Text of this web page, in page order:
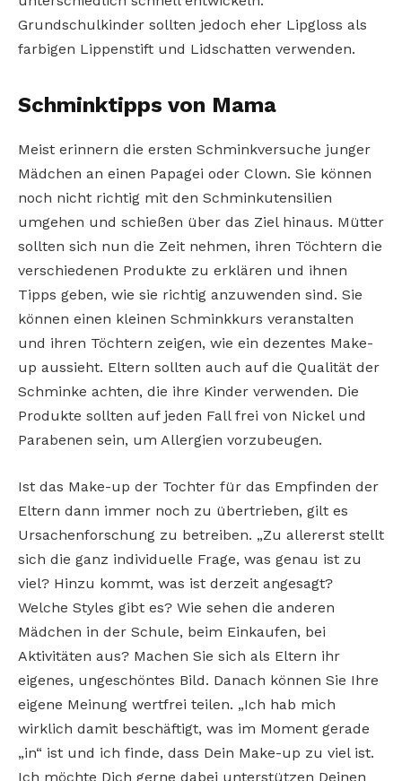
Grundschulkinder sollten jedoch eher Lipgloss als
farbigen Lippenstift und Lidschatten verwenden.
Schminktipps von Mama
Meist erinnern die ersten Schminkversuche junger
Mädchen an einen Papagei oder Clown. Sie können
noch nicht richtig mit den Schminkutensilien
umgehen und schießen über das Ziel hinaus. Mütter
sollten sich nun die Zeit nehmen, ihren Töchtern die
verschiedenen Produkte zu erklären und ihnen
Tipps geben, wie sie richtig anzuwenden sind. Sie
können einen kleinen Schminkkurs veranstalten
und ihren Töchtern zeigen, wie ein dezentes Make-
up aussieht. Eltern sollten auch auf die Qualität der
Schminke achten, die ihre Kinder verwenden. Die
Produkte sollten auf jeden Fall frei von Nickel und
Parabenen sein, um Allergien vorzubeugen.
Ist das Make-up der Tochter für das Empfinden der
Eltern dann immer noch zu übertrieben, gilt es
Ursachenforschung zu betreiben. „Zu allererst stellt
sich die ganz individuelle Frage, was genau ist zu
viel? Hinzu kommt, was ist derzeit angesagt?
Welche Styles gibt es? Wie sehen die anderen
Mädchen in der Schule, beim Einkaufen, bei
Aktivitäten aus? Machen Sie sich als Eltern ihr
eigenes, ungeschöntes Bild. Danach können Sie Ihre
eigene Meinung wertfrei teilen. „Ich hab mich
wirklich damit beschäftigt, was im Moment gerade
„in“ ist und ich finde, dass Dein Make-up zu viel ist.
Ich möchte Dich gerne dabei unterstützen Deinen